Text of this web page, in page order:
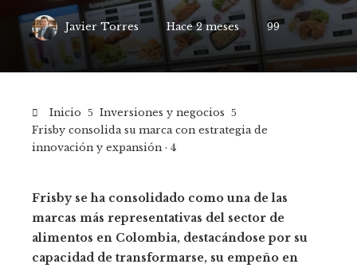
Javier Torres Hace 2 meses 99
Inicio
Inversiones y negocios
Frisby consolida su marca con estrategia de
innovación y expansión · 4
Frisby se ha consolidado como una de las
marcas más representativas del sector de
alimentos en Colombia, destacándose por su
capacidad de transformarse, su empeño en